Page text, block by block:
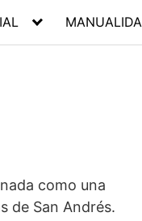
como una
de San Andrés.